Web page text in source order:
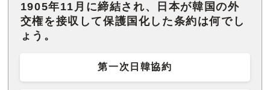
1905年11月に締結され、日本が韓国の外
交権を接収して保護国化した条約は何でし
ょう。
第一次日韓協約